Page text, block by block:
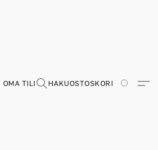
OMA TILI HAKUOSTOSKORI